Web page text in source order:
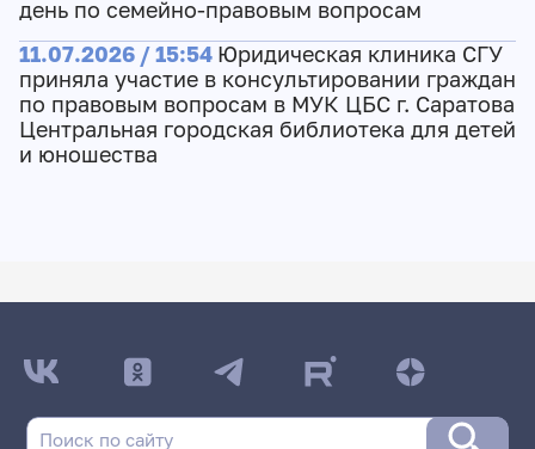
день по семейно-правовым вопросам
11.07.2026 / 15:54 Юридическая клиника СГУ
приняла участие в консультировании граждан
по правовым вопросам в МУК ЦБС г. Саратова
Центральная городская библиотека для детей
и юношества